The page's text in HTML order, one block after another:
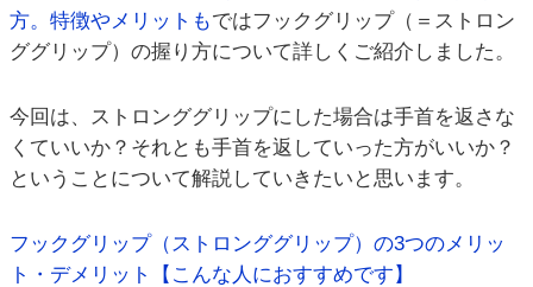
方。特徴やメリットもではフックグリップ（＝ストロン
ググリップ）の握り方について詳しくご紹介しました。
今回は、ストロンググリップにした場合は手首を返さな
くていいか？それとも手首を返していった方がいいか？
ということについて解説していきたいと思います。
フックグリップ（ストロンググリップ）の3つのメリッ
ト・デメリット【こんな人におすすめです】